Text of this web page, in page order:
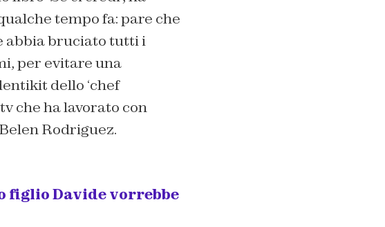
tempo fa: pare che
abbia bruciato tutti i
per evitare una
dello ‘chef
che ha lavorato con
Rodriguez.
figlio Davide vorrebbe